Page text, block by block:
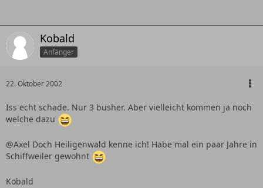
Kobald
Anfänger
22. Oktober 2002
Iss echt schade. Nur 3 busher. Aber vielleicht kommen ja noch
welche dazu
@Axel Doch Heiligenwald kenne ich! Habe mal ein paar Jahre in
Schiffweiler gewohnt
Kobald